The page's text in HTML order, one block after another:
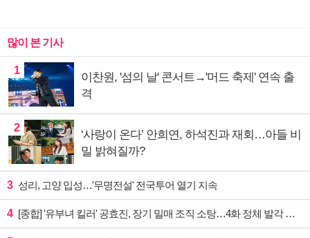
많이 본 기사
1
이찬원, '섬의 날' 콘서트→'머드 축제' 연속 출
격
2
‘사랑이 온다’ 안희연, 하석진과 재회…아들 비
밀 밝혀질까?
3 성리, 고양 입성…'무명전설' 전국투어 열기 지속
4 [종합] '유부녀 킬러' 공효진, 장기 밀매 조직 소탕…4화 정체 발각 위기 예고